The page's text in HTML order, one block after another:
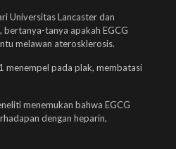
Universitas Lancaster dan
bertanya-tanya apakah EGCG
melawan aterosklerosis.
menempel pada plak, membatasi
menemukan bahwa EGCG
dengan heparin,